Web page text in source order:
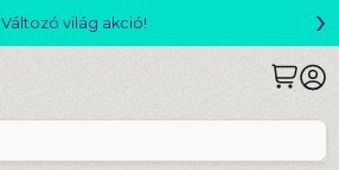
Változó világ akció! ›